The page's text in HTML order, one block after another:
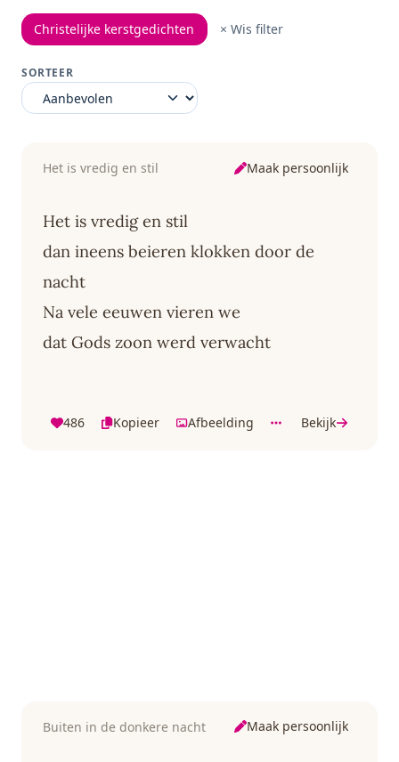
Christelijke kerstgedichten × Wis filter
SORTEER
Het is vredig en stil Maak persoonlijk
Het is vredig en stil
dan ineens beieren klokken door de
nacht
Na vele eeuwen vieren we
dat Gods zoon werd verwacht
486 Kopieer Afbeelding Bekijk
Buiten in de donkere nacht Maak persoonlijk